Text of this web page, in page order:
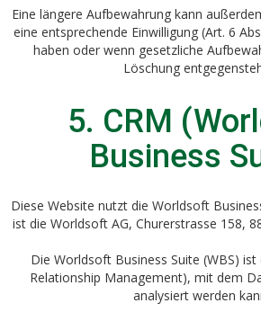
Eine längere Aufbewahrung kann
eine entsprechende Einwilligung (Art. 6
haben oder wenn gesetzliche
Löschung
5. CRM
Business
Diese Website nutzt die Worldsoft
ist die Worldsoft AG, Churerstrasse 158,
Die Worldsoft Business Suite (WBS)
Relationship Management), mit dem
analysiert werden